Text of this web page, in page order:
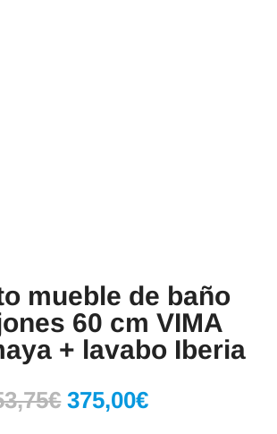
mueble de baño
60 cm VIMA
+ lavabo Iberia
€ El
precio
375,00€El